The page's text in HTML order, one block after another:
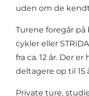
uden om de
Turene foregår
cykler eller
fra ca. 12 år. Der
deltagere op til 15
Private ture,